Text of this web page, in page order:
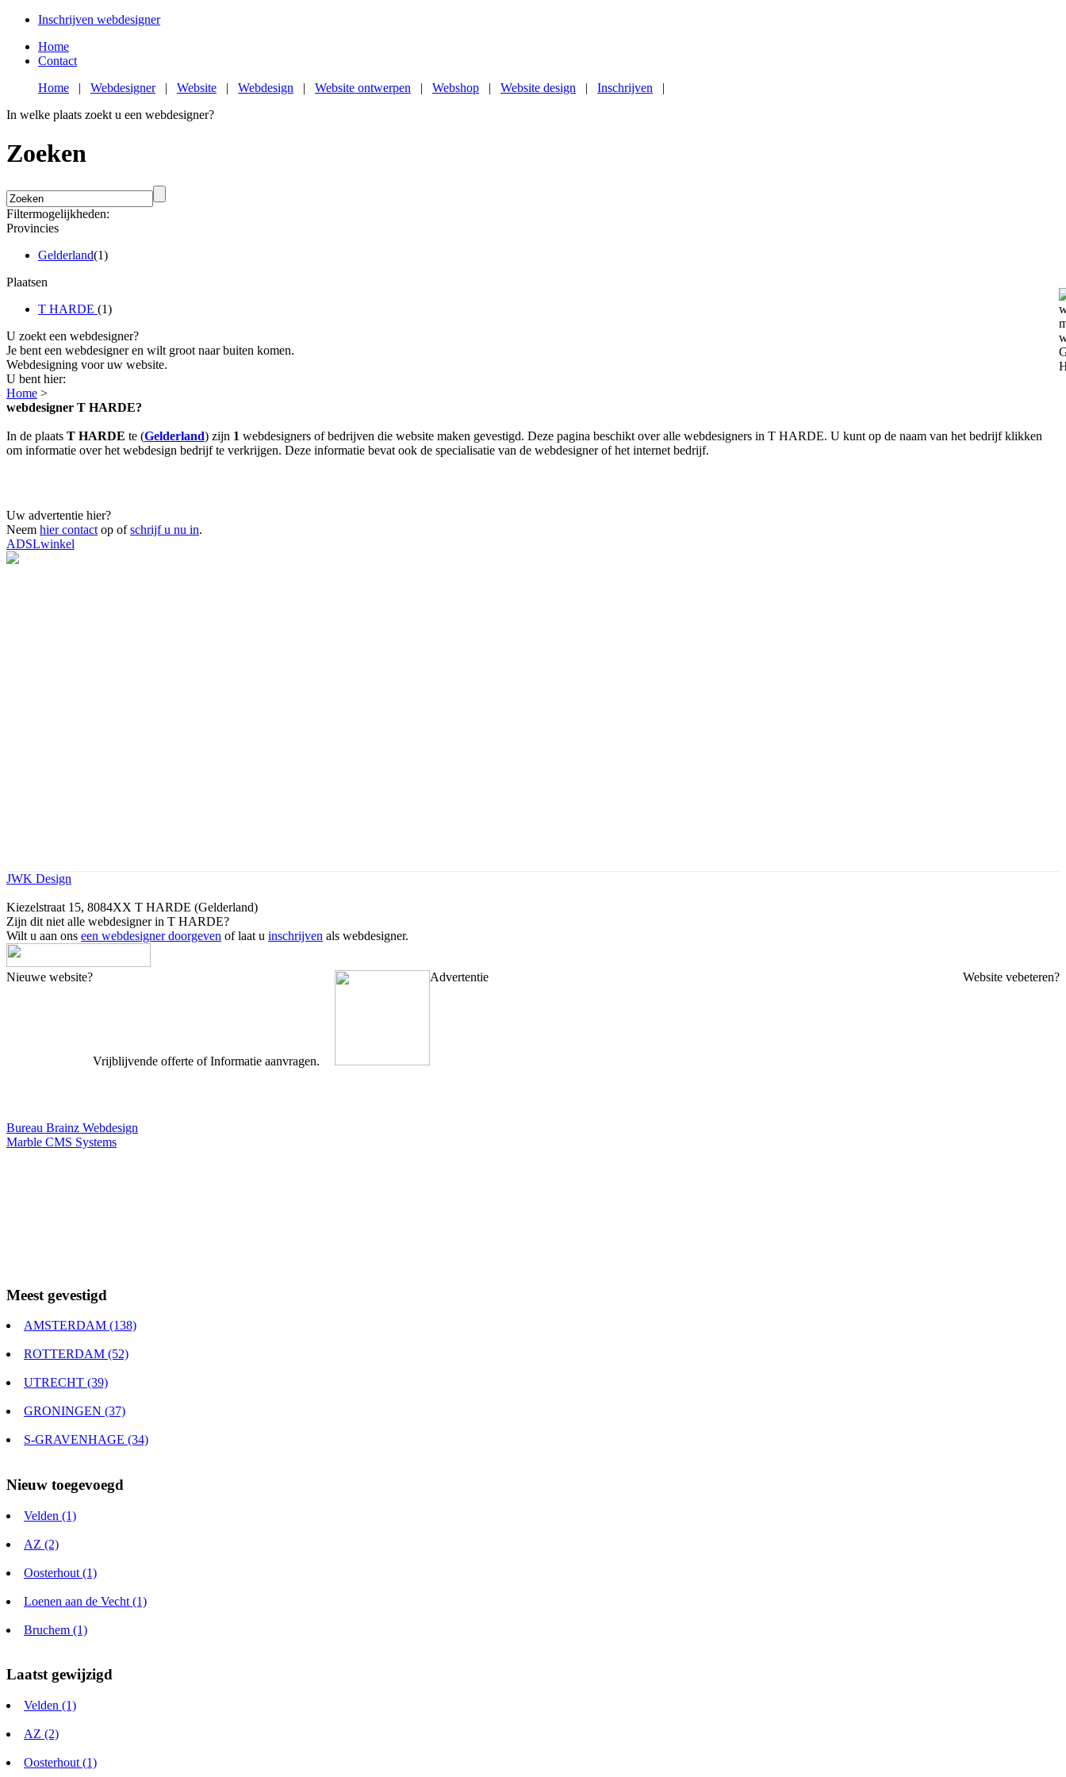
Inschrijven webdesigner
Home
Contact
Home | Webdesigner| Website | Webdesign | Website ontwerpen | Webshop | Website design | Inschrijven |
In welke plaats zoekt u een webdesigner?
Zoeken
Filtermogelijkheden:
Provincies
Gelderland(1)
Plaatsen
T HARDE (1)
U zoekt een webdesigner?
Je bent een webdesigner en wilt groot naar buiten komen.
Webdesigning voor uw website.
U bent hier:
Home >
webdesigner T HARDE?
In de plaats T HARDE te (Gelderland) zijn 1 webdesigners of bedrijven die website maken gevestigd. Deze pagina beschikt over alle webdesigners in T HARDE. U kunt op de naam van het bedrijf klikken
om informatie over het webdesign bedrijf te verkrijgen. Deze informatie bevat ook de specialisatie van de webdesigner of het internet bedrijf.
Uw advertentie hier?
Neem hier contact op ofschrijf u nu in.
ADSLwinkel
JWK Design
Kiezelstraat 15, 8084XX T HARDE (Gelderland)
Zijn dit niet alle webdesigner in T HARDE?
Wilt u aan ons een webdesigner doorgeven of laat u inschrijven als webdesigner.
Nieuwe website? Website vebeteren?
Vrijblijvende offerte of Informatie aanvragen.
Advertentie
Bureau Brainz Webdesign
Marble CMS Systems
Meest gevestigd
AMSTERDAM (138)
ROTTERDAM (52)
UTRECHT (39)
GRONINGEN (37)
S-GRAVENHAGE (34)
Nieuw toegevoegd
Velden (1)
AZ (2)
Oosterhout (1)
Loenen aan de Vecht (1)
Bruchem (1)
Laatst gewijzigd
Velden (1)
AZ (2)
Oosterhout (1)